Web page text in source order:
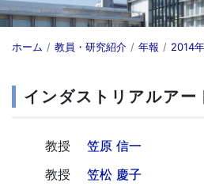
ホーム 教員・研究紹介 年報 2014
インダストリアルアー
教授
笠原 信一
教授
笠松 慶子